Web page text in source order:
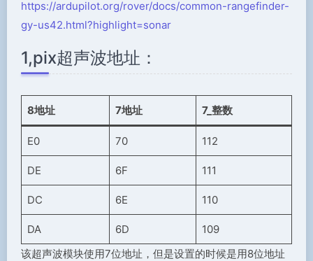
https://ardupilot.org/rover/docs/common-rangefinder-
gy-us42.html?highlight=sonar
1,pix超声波地址：
8地址 7地址 7_整数
E0 70 112
DE 6F 111
DC 6E 110
DA 6D
109
该超声波模块使用7位地址，但是设置的时候是用8位地址